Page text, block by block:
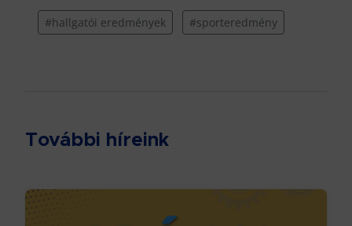
#hallgatói eredmények #sporteredmény
További híreink